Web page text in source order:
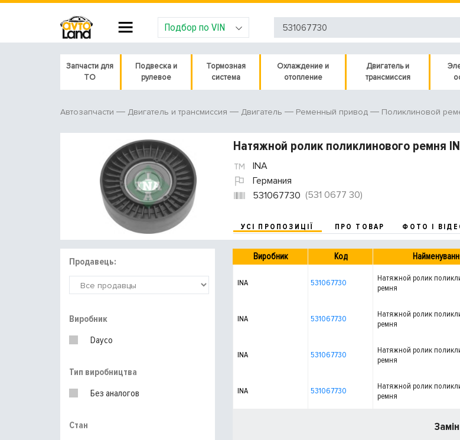
Подбор по VIN
Запчасти для
ТО
Подвеска и
рулевое
Тормозная
система
Охлаждение и
отопление
Двигатель и
трансмиссия
Автозапчасти Двигатель и трансмиссия Двигатель Ременный привод Поликлиновой
Натяжной ролик поликлинового ремня
INA
Германия
531067730 (531 0677 30)
УСІ ПРОПОЗИЦІЇ ПРО ТОВАР ФОТО І
Продавець:
Виробник
Dayco
Тип виробництва
Без аналогов
Стан
Виробник Код
INA 531067730
Натяжной ролик
ремня
INA 531067730
Натяжной ролик
ремня
INA 531067730
Натяжной ролик
ремня
INA 531067730
Натяжной ролик
ремня